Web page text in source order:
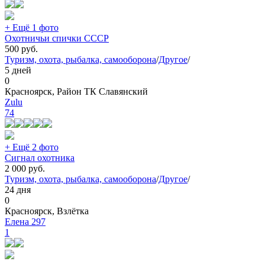
+ Ещё 1 фото
Охотничьи спички СССР
500 руб.
Туризм, охота, рыбалка, самооборона/Другое/
5 дней
0
Красноярск, Район ТК Славянский
Zulu
74
+ Ещё 2 фото
Сигнал охотника
2 000 руб.
Туризм, охота, рыбалка, самооборона/Другое/
24 дня
0
Красноярск, Взлётка
Елена 297
1